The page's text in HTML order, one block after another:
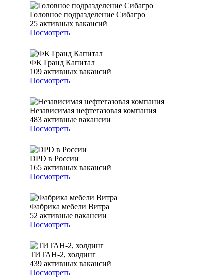
Головное подразделение Сибагро
25 активных вакансий
Посмотреть
ФК Гранд Капитал
109 активных вакансий
Посмотреть
Независимая нефтегазовая компания
483 активные вакансии
Посмотреть
DPD в России
165 активных вакансий
Посмотреть
Фабрика мебели Витра
52 активные вакансии
Посмотреть
ТИТАН-2, холдинг
439 активных вакансий
Посмотреть